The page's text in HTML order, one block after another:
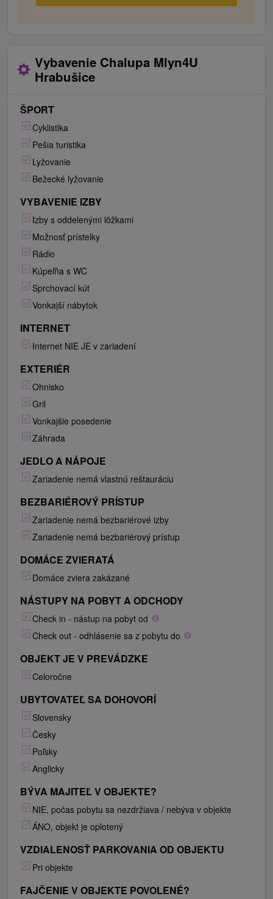
Vybavenie Chalupa Mlyn4U
Hrabušice
ŠPORT
Cyklistika
Pešia turistika
Lyžovanie
Bežecké lyžovanie
VYBAVENIE IZBY
Izby s oddelenými lôžkami
Možnosť prístelky
Rádio
Kúpeľňa s WC
Sprchovací kút
Vonkajší nábytok
INTERNET
Internet NIE JE v zariadení
EXTERIÉR
Ohnisko
Gril
Vonkajšie posedenie
Záhrada
JEDLO A NÁPOJE
Zariadenie nemá vlastnú reštauráciu
BEZBARIÉROVÝ PRÍSTUP
Zariadenie nemá bezbariérové izby
Zariadenie nemá bezbariérový prístup
DOMÁCE ZVIERATÁ
Domáce zviera zakázané
NÁSTUPY NA POBYT A ODCHODY
Check in - nástup na pobyt od
Check out - odhlásenie sa z pobytu do
OBJEKT JE V PREVÁDZKE
Celoročne
UBYTOVATEĽ SA DOHOVORÍ
Slovensky
Česky
Poľsky
Anglicky
BÝVA MAJITEĽ V OBJEKTE?
NIE, počas pobytu sa nezdržiava / nebýva v objekte
ÁNO, objekt je oplotený
VZDIALENOSŤ PARKOVANIA OD OBJEKTU
Pri objekte
FAJČENIE V OBJEKTE POVOLENÉ?